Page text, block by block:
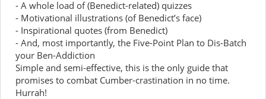
- A whole load of (Benedict-related) quizzes
- Motivational illustrations (of Benedict’s face)
- Inspirational quotes (from Benedict)
- And, most importantly, the Five-Point Plan to Dis-Batch
your Ben-Addiction
Simple and semi-effective, this is the only guide that
promises to combat Cumber-crastination in no time.
Hurrah!